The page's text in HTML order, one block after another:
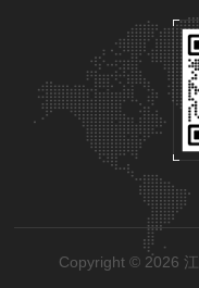
Copyright © 2026